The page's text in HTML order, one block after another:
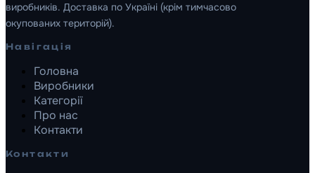
виробників. Доставка по Україні (крім тимчасово
окупованих територій).
Навігація
Головна
Виробники
Категорії
Про нас
Контакти
Контакти